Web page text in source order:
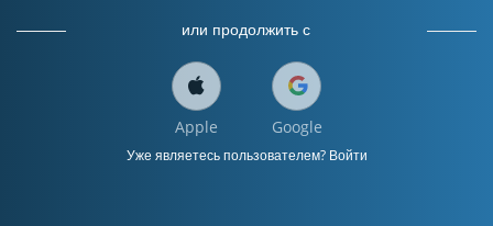
или продолжить с
Apple Google
Уже являетесь пользователем? Войти